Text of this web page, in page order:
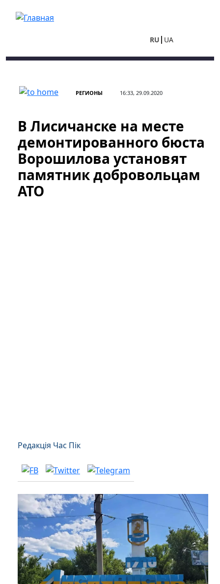
RU UA
РЕГИОНЫ 16:33, 29.09.2020
В Лисичанске на месте
демонтированного бюста
Ворошилова установят
памятник добровольцам
АТО
Редакція Час Пік